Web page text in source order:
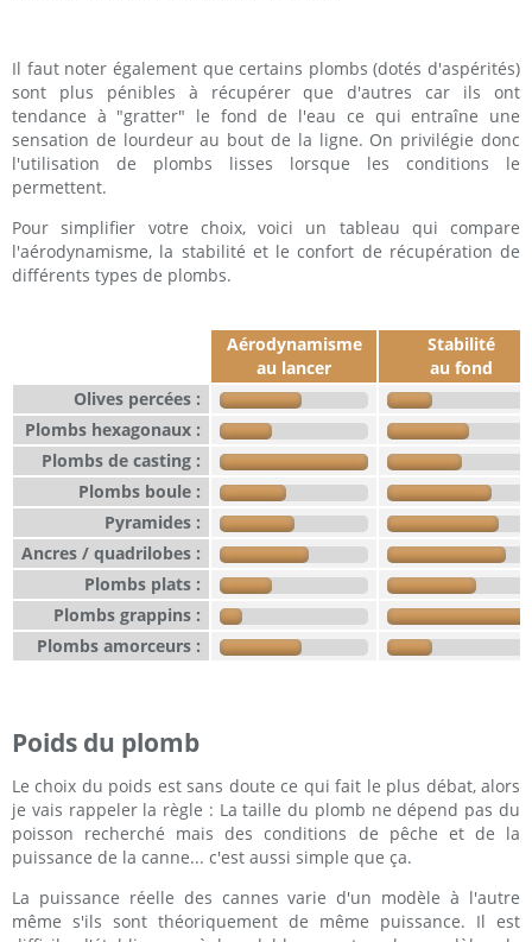
Il faut noter également que certains plombs (dotés d'aspérités)
sont plus pénibles à récupérer que d'autres car ils ont
tendance à "gratter" le fond de l'eau ce qui entraîne une
sensation de lourdeur au bout de la ligne. On privilégie donc
l'utilisation de plombs lisses lorsque les conditions le
permettent.
Pour simplifier votre choix, voici un tableau qui compare
l'aérodynamisme, la stabilité et le confort de récupération de
différents types de plombs.
Aérodynamisme
au lancer
Stabilité
au fond
Olives percées :
Plombs hexagonaux :
Plombs de casting :
Plombs boule :
Pyramides :
Ancres / quadrilobes :
Plombs plats :
Plombs grappins :
Plombs amorceurs :
Poids du plomb
Le choix du poids est sans doute ce qui fait le plus débat, alors
je vais rappeler la règle : La taille du plomb ne dépend pas du
poisson recherché mais des conditions de pêche et de la
puissance de la canne... c'est aussi simple que ça.
La puissance réelle des cannes varie d'un modèle à l'autre
même s'ils sont théoriquement de même puissance. Il est